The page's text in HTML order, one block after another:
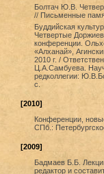
Болтач Ю.В.
// Письменные
Буддийская
Четвертые
конференции.
«Алханай»,
2010 г. /
Ц.А.Самбуева.
редколлегии:
с.
[2010]
Конференции,
СПб.:
[2009]
Бадмаев Б.Б.
редактор и